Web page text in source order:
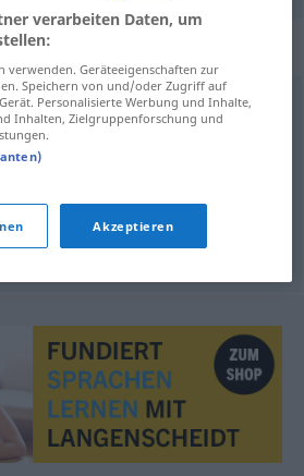
für "trickreich"
,heimtückisch,verschlagen
verarbeiten Daten, um
verwenden. Geräteeigenschaften zur
Speichern von und/oder Zugriff auf
Personalisierte Werbung und Inhalte,
Inhalten, Zielgruppenforschung und
Akzeptieren